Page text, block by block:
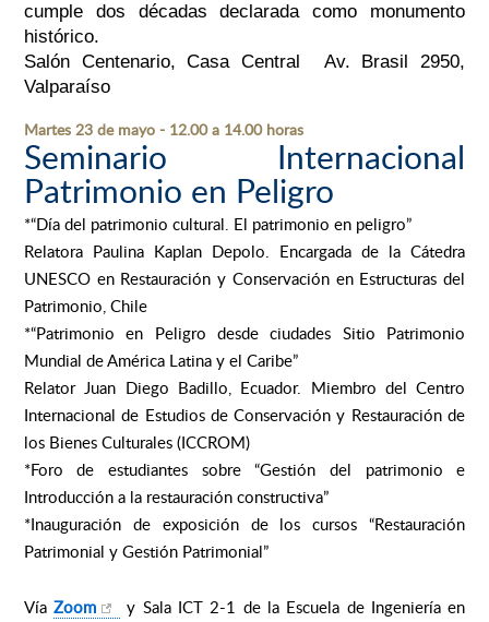
cumple dos décadas declarada como monumento
histórico.
Salón Centenario, Casa Central Av. Brasil 2950,
Valparaíso
Martes 23 de mayo - 12.00 a 14.00 horas
Seminario Internacional
Patrimonio en Peligro
*“Día del patrimonio cultural. El patrimonio en peligro”
Relatora Paulina Kaplan Depolo. Encargada de la Cátedra
UNESCO en Restauración y Conservación en Estructuras del
Patrimonio, Chile
*“Patrimonio en Peligro desde ciudades Sitio Patrimonio
Mundial de América Latina y el Caribe”
Relator Juan Diego Badillo, Ecuador. Miembro del Centro
Internacional de Estudios de Conservación y Restauración de
los Bienes Culturales (ICCROM)
*Foro de estudiantes sobre “Gestión del patrimonio e
Introducción a la restauración constructiva”
*Inauguración de exposición de los cursos “Restauración
Patrimonial y Gestión Patrimonial”
VíaZoom
y Sala ICT 2-1 de la Escuela de Ingeniería en